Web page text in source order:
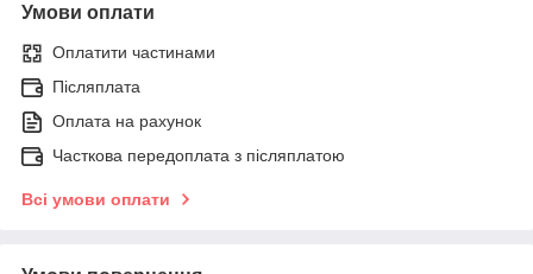
Умови оплати
Оплатити частинами
Післяплата
Оплата на рахунок
Часткова передоплата з післяплатою
Всі умови оплати